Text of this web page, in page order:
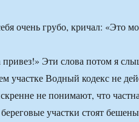
очень грубо, кричал: «Это
Эти слова потом я
участке Водный кодекс не
не понимают, что
участки стоят